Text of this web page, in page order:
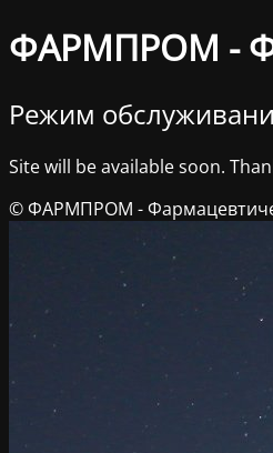
ФАРМПРОМ -
Режим
Site will be available soon.
© ФАРМПРОМ -